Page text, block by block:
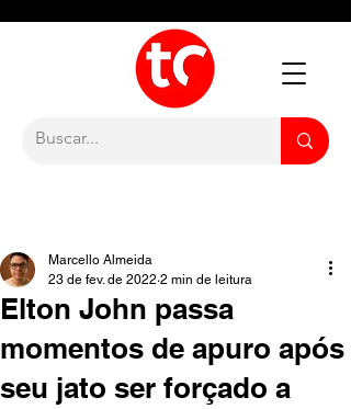
Elton John passa
momentos de apuro após
seu jato ser forçado a
Marcello Almeida
23 de fev. de 2022 2 min de leitura